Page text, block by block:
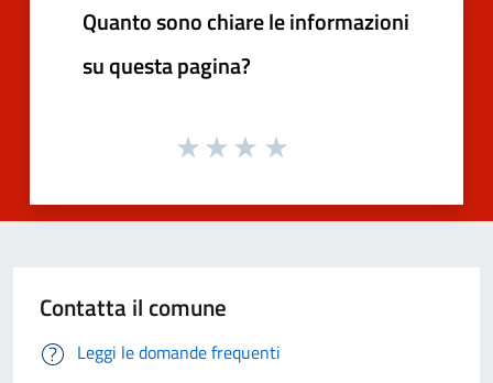
Quanto sono chiare le informazioni
su questa pagina?
Contatta il comune
Leggi le domande frequenti